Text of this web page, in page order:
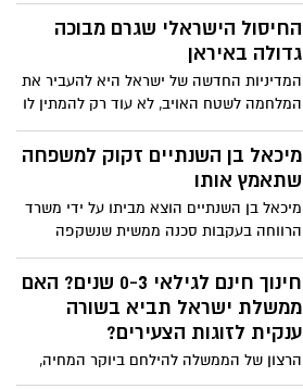
החיסול הישראלי שגרם מבוכה
גדולה באיראן
המדיניות החדשה של ישראל היא להעביר את
המלחמה לשטח האויב, לא עוד רק להמתין לו
ולנסות לסכל פיגועים, אלא ליזום פעולות
התקפיות שישבשו את מערך הלחימה
והפיקוד שלו. הבושה הגדולה של הנהגת
איראן - ההתנקשות חושפת את חדירותו ואת
חוסר יכולתו של המשטר להגן על אנשיו בתוך
המדינה - הכיצד ישראל מגיעה בקלות לביתו
של קולונל בכיר ומחסלת אותו בלב טהרן
כאילו היה בישראל או בעזה.
מיכאל בן השנתיים זקוק למשפחה
שתאמץ אותו
מיכאל בן השנתיים הוצא מביתו על ידי משרד
הרווחה בעקבות סכנה ממשית שנשקפה
לחייו. מזה מספר חודשים שהוא מתגורר אצל
משפחת אומנת חירום - מקלט זמני עבור
ילדים שיש להוציאם בדחיפות מביתם. מיכאל
זקוק כעת זקוק לבית קבוע וחם, הוא זקוק
למשפחה שתעניק לו יציבות אהבה ומענה
לכל צרכיו והוא עדין ממתין למי שיאמץ אותו.
חינוך חינם לגילאי 0-3 שנים? האם
ממשלת ישראל תביא בשורה
ענקית לזוגות הצעירים?
הרצון של הממשלה להילחם ביוקר המחיה,
עודף התקציבים שנוצרו בקופה והעובדה